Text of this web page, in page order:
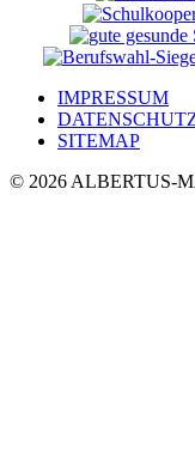
IMPRESSUM
SITEMAP
© 2026 ALBERTUS-